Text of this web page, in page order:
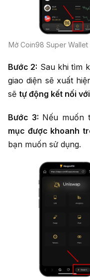
Mở Coin98 Super
Bước 2: Sau khi tìm
giao diện sẽ xuất
sẽ tự động kết nối
Bước 3: Nếu muốn
mục được khoanh
bạn muốn sử dụng.